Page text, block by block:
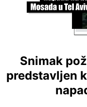
Snimak
predstavljen